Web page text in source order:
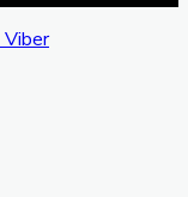
Viber